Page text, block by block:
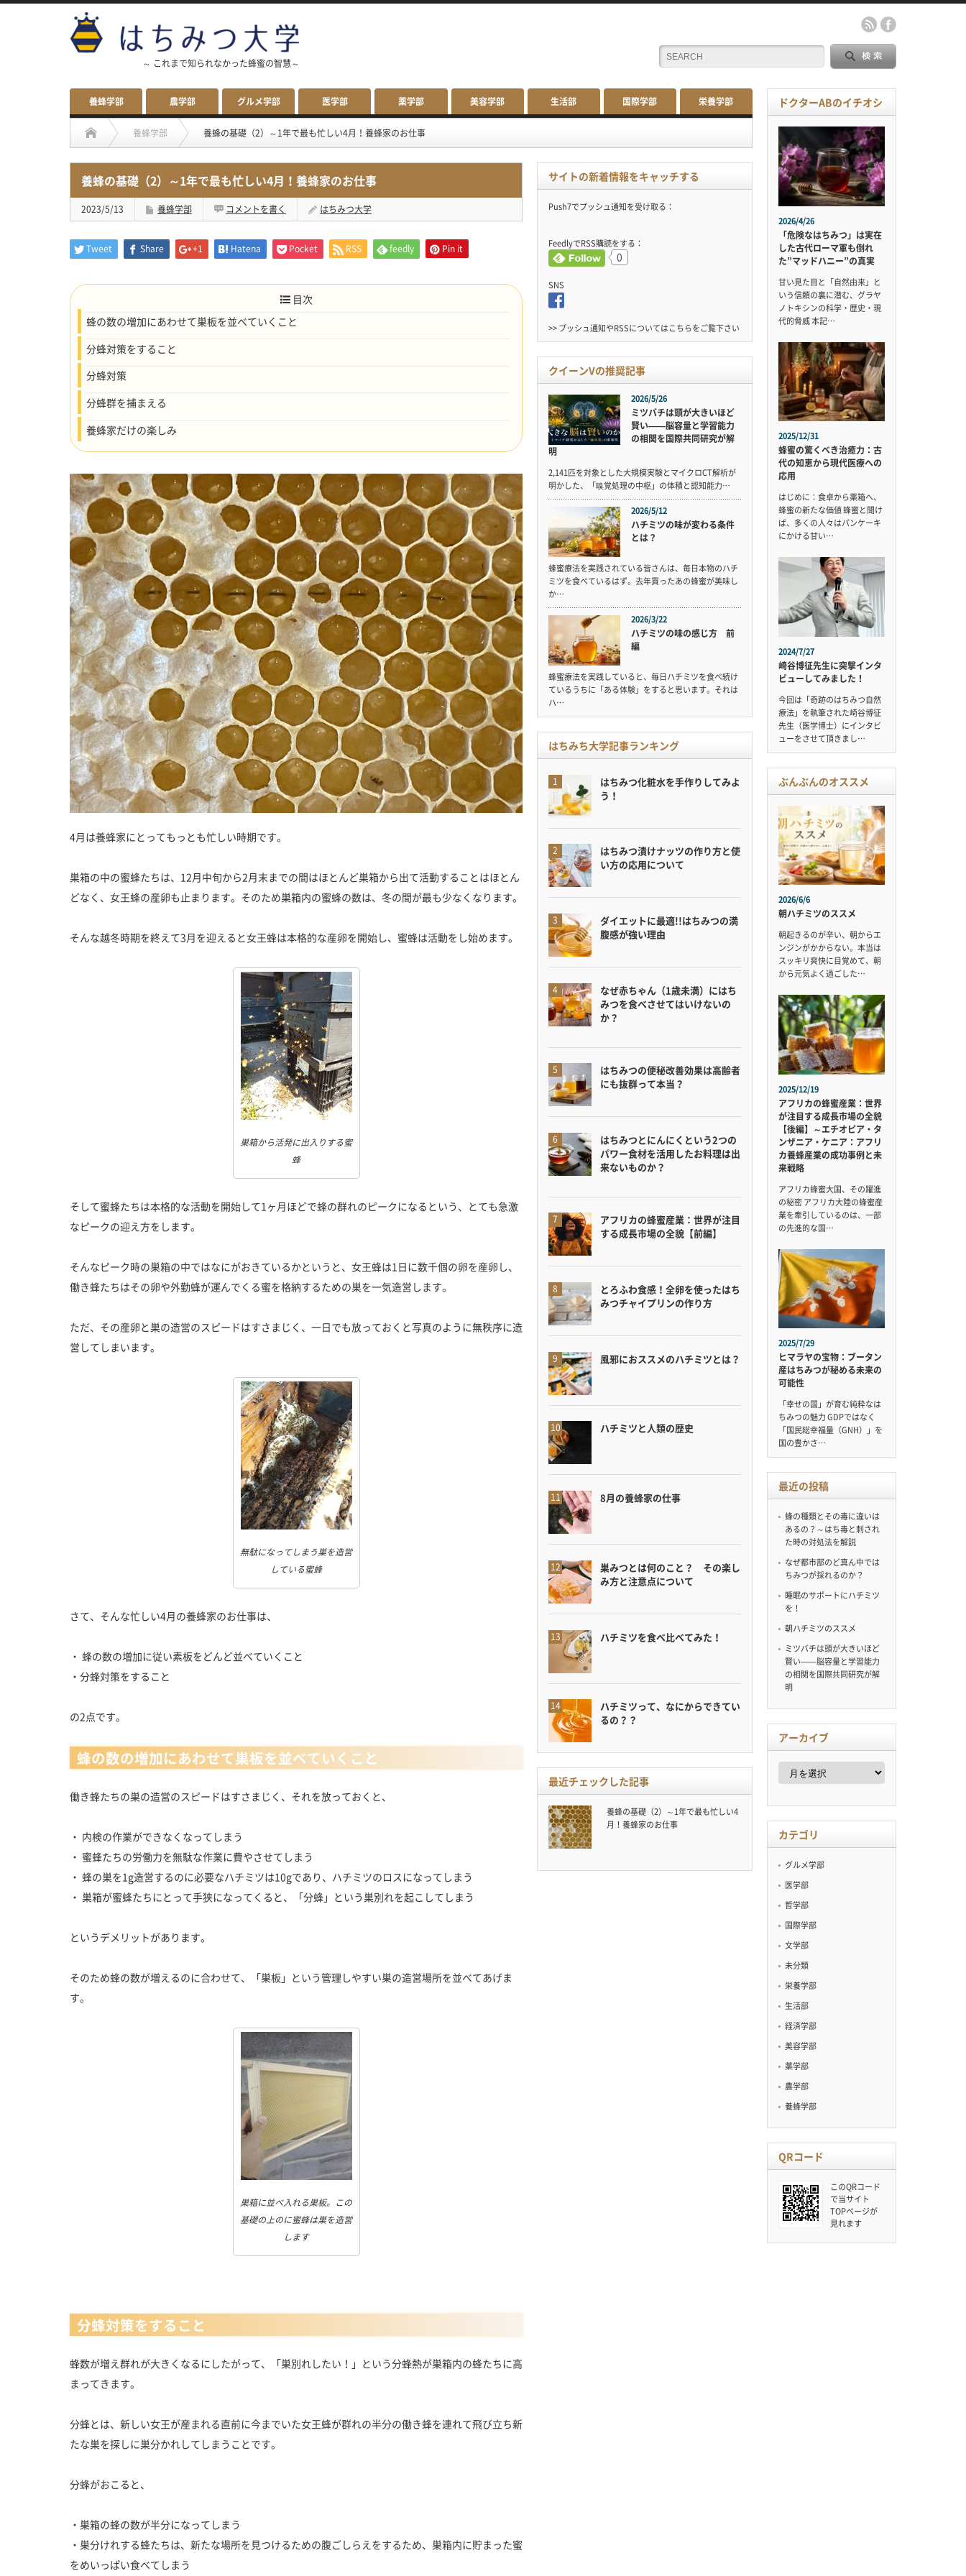
～ これまで知られなかった蜂蜜の智慧～
養蜂学部 農学部 グルメ学部 医学部 薬学部 美容学部 生活部 国際学部 栄養学部
養蜂学部 養蜂の基礎（2）～1年で最も忙しい4月！養蜂家のお仕事
養蜂の基礎（2）～1年で最も忙しい4月！養蜂家のお仕事
2023/5/13 養蜂学部 コメントを書く はちみつ大学
Tweet Share +1 Hatena Pocket RSS feedly Pin it
目次
蜂の数の増加にあわせて巣板を並べていくこと
分蜂対策をすること
分蜂対策
分蜂群を捕まえる
養蜂家だけの楽しみ
4月は養蜂家にとってもっとも忙しい時期です。
巣箱の中の蜜蜂たちは、12月中旬から2月末までの間はほとんど巣箱から出て活動することはほとん
どなく、女王蜂の産卵も止まります。そのため巣箱内の蜜蜂の数は、冬の間が最も少なくなります。
そんな越冬時期を終えて3月を迎えると女王蜂は本格的な産卵を開始し、蜜蜂は活動をし始めます。
巣箱から活発に出入りする蜜
蜂
そして蜜蜂たちは本格的な活動を開始して1ヶ月ほどで蜂の群れのピークになるという、とても急激
なピークの迎え方をします。
そんなピーク時の巣箱の中ではなにがおきているかというと、女王蜂は1日に数千個の卵を産卵し、
働き蜂たちはその卵や外勤蜂が運んでくる蜜を格納するための巣を一気造営します。
ただ、その産卵と巣の造営のスピードはすさまじく、一日でも放っておくと写真のように無秩序に造
営してしまいます。
無駄になってしまう巣を造営
している蜜蜂
さて、そんな忙しい4月の養蜂家のお仕事は、
・ 蜂の数の増加に従い素板をどんど並べていくこと
・分蜂対策をすること
の2点です。
蜂の数の増加にあわせて巣板を並べていくこと
働き蜂たちの巣の造営のスピードはすさまじく、それを放っておくと、
・ 内検の作業ができなくなってしまう
・ 蜜蜂たちの労働力を無駄な作業に費やさせてしまう
・ 蜂の巣を1g造営するのに必要なハチミツは10gであり、ハチミツのロスになってしまう
・ 巣箱が蜜蜂たちにとって手狭になってくると、「分蜂」という巣別れを起こしてしまう
というデメリットがあります。
そのため蜂の数が増えるのに合わせて、「巣板」という管理しやすい巣の造営場所を並べてあげま
す。
巣箱に並べ入れる巣板。この
基礎の上のに蜜蜂は巣を造営
します
分蜂対策をすること
蜂数が増え群れが大きくなるにしたがって、「巣別れしたい！」という分蜂熱が巣箱内の蜂たちに高
まってきます。
分蜂とは、新しい女王が産まれる直前に今までいた女王蜂が群れの半分の働き蜂を連れて飛び立ち新
たな巣を探しに巣分かれしてしまうことです。
分蜂がおこると、
・巣箱の蜂の数が半分になってしまう
・巣分けれする蜂たちは、新たな場所を見つけるための腹ごしらえをするため、巣箱内に貯まった蜜
をめいっぱい食べてしまう
サイトの新着情報をキャッチする
Push7でプッシュ通知を受け取る：
FeedlyでRSS購読をする：
0
SNS
>> プッシュ通知やRSSについてはこちらをご覧下さい
クイーンVの推奨記事
2026/5/26
ミツバチは頭が大きいほど
賢い——脳容量と学習能力
の相関を国際共同研究が解
明
2,141匹を対象とした大規模実験とマイクロCT解析が
明かした、「嗅覚処理の中枢」の体積と認知能力…
2026/5/12
ハチミツの味が変わる条件
とは？
蜂蜜療法を実践されている皆さんは、毎日本物のハチ
ミツを食べているはず。去年買ったあの蜂蜜が美味し
か…
2026/3/22
ハチミツの味の感じ方 前
編
蜂蜜療法を実践していると、毎日ハチミツを食べ続け
ているうちに「ある体験」をすると思います。それは
ハ…
はちみち大学記事ランキング
はちみつ化粧水を手作りしてみよ
う！
はちみつ漬けナッツの作り方と使
い方の応用について
ダイエットに最適!!はちみつの満
腹感が強い理由
なぜ赤ちゃん（1歳未満）にはち
みつを食べさせてはいけないの
か？
はちみつの便秘改善効果は高齢者
にも抜群って本当？
はちみつとにんにくという2つの
パワー食材を活用したお料理は出
来ないものか？
アフリカの蜂蜜産業：世界が注目
する成長市場の全貌【前編】
とろふわ食感！全卵を使ったはち
みつチャイプリンの作り方
風邪におススメのハチミツとは？
ハチミツと人類の歴史
8月の養蜂家の仕事
巣みつとは何のこと？ その楽し
み方と注意点について
ハチミツを食べ比べてみた！
ハチミツって、なにからできてい
るの？？
最近チェックした記事
養蜂の基礎（2）～1年で最も忙しい4
月！養蜂家のお仕事
ドクターABのイチオシ
2026/4/26
「危険なはちみつ」は実在
した古代ローマ軍も倒れ
た”マッドハニー”の真実
甘い見た目と「自然由来」と
いう信頼の裏に潜む、グラヤ
ノトキシンの科学・歴史・現
代的脅威 本記…
2025/12/31
蜂蜜の驚くべき治癒力：古
代の知恵から現代医療への
応用
はじめに：食卓から薬箱へ、
蜂蜜の新たな価値 蜂蜜と聞け
ば、多くの人々はパンケーキ
にかける甘い…
2024/7/27
崎谷博征先生に突撃インタ
ビューしてみました！
今回は「奇跡のはちみつ自然
療法」を執筆された崎谷博征
先生（医学博士）にインタビ
ューをさせて頂きまし…
ぶんぶんのオススメ
2026/6/6
朝ハチミツのススメ
朝起きるのが辛い、朝からエ
ンジンがかからない。本当は
スッキリ爽快に目覚めて、朝
から元気よく過ごした…
2025/12/19
アフリカの蜂蜜産業：世界
が注目する成長市場の全貌
【後編】～エチオピア・タ
ンザニア・ケニア：アフリ
カ養蜂産業の成功事例と未
来戦略
アフリカ蜂蜜大国、その躍進
の秘密 アフリカ大陸の蜂蜜産
業を牽引しているのは、一部
の先進的な国…
2025/7/29
ヒマラヤの宝物：ブータン
産はちみつが秘める未来の
可能性
「幸せの国」が育む純粋なは
ちみつの魅力 GDPではなく
「国民総幸福量（GNH）」を
国の豊かさ…
最近の投稿
蜂の種類とその毒に違いは
あるの？～はち毒と刺され
た時の対処法を解説
なぜ都市部のど真ん中では
ちみつが採れるのか？
睡眠のサポートにハチミツ
を！
朝ハチミツのススメ
ミツバチは頭が大きいほど
賢い——脳容量と学習能力
の相関を国際共同研究が解
明
アーカイブ
ア
イ
カテゴリ
グルメ学部
医学部
哲学部
国際学部
文学部
未分類
栄養学部
生活部
経済学部
美容学部
薬学部
農学部
養蜂学部
QRコード
このQRコード
で当サイト
TOPページが
見れます